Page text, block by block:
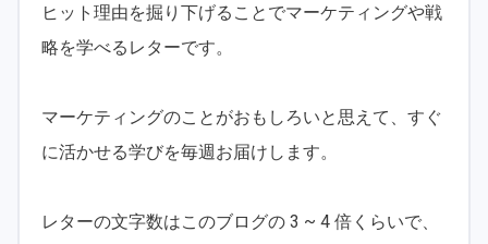
ヒット理由を掘り下げることでマーケティングや戦
略を学べるレターです。
マーケティングのことがおもしろいと思えて、すぐ
に活かせる学びを毎週お届けします。
レターの文字数はこのブログの 3 ~ 4 倍くらいで、